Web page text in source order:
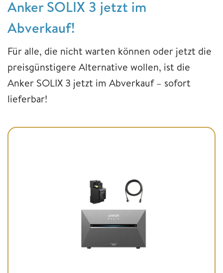
Anker SOLIX 3 jetzt im
Abverkauf!
Für alle, die nicht warten können oder jetzt die
preisgünstigere Alternative wollen, ist die
Anker SOLIX 3 jetzt im Abverkauf – sofort
lieferbar!